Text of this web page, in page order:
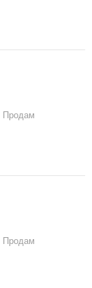
Продам
Продам